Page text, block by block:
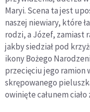
Maryi. Scena ta jest
naszej niewiary, które
rodzi, a Józef, zamiast
jakby siedział pod
ikony Bożego
przecięciu jego ramion
skrępowanego
owinięte całunem ciało